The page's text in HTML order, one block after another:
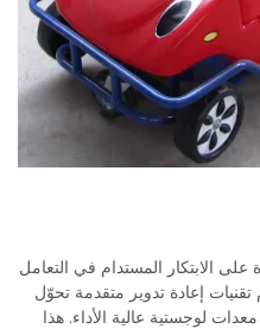
على الابتكار المستدام في التعامل
تقنيات إعادة تدوير متقدمة تحوّل
معدات لوجستية عالية الأداء. هذا